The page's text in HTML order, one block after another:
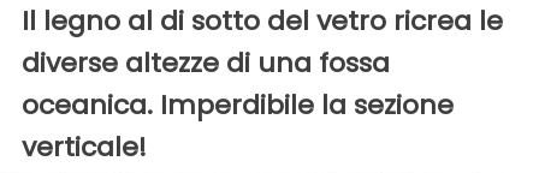
Il legno al di sotto del vetro ricrea le
diverse altezze di una fossa
oceanica. Imperdibile la sezione
verticale!